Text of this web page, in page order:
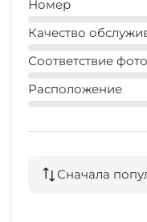
. Время выезда
У нас не курят!!!
- не сдается для
Номер
Качество
Соответствие фото
Расположение
Сначала